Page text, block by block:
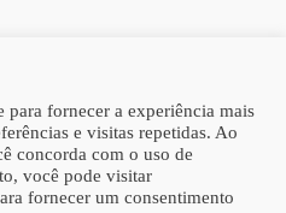
Costa Advogados
para fornecer a experiência mais
e visitas repetidas. Ao
concorda com o uso de
você pode visitar
fornecer um consentimento